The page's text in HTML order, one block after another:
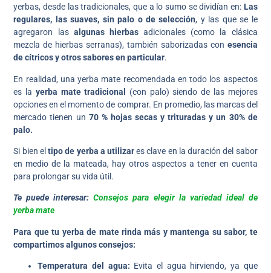
yerbas, desde las tradicionales, que a lo sumo se dividían en:Las
regulares, las suaves, sin palo o de selección, y las que se le
agregaron las algunas hierbasadicionales (como la clásica
mezcla de hierbas serranas), también saborizadas con esencia
de cítricos y otros sabores en particular.
En realidad, una yerba mate recomendada en todo los aspectos
es la yerba mate tradicional (con palo) siendo de las mejores
opciones en el momento de comprar. En promedio, las marcas del
mercado tienen un 70 % hojas secas y trituradas y un 30% de
palo.
Si bien el tipo de yerba a utilizares clave en la duración del sabor
en medio de la mateada, hay otros aspectos a tener en cuenta
para prolongar su vida útil.
Te puede interesar:Consejos para elegir la variedad ideal de
yerba mate
Para que tu yerba de mate rinda más y mantenga su sabor, te
compartimos algunos consejos:
Temperatura del agua: Evita el agua hirviendo, ya que